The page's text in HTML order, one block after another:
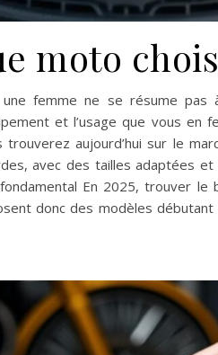
moto
femme ne se résume
et l’usage que vous
aujourd’hui sur le
avec des tailles adaptées
En 2025, trouver le
donc des modèles